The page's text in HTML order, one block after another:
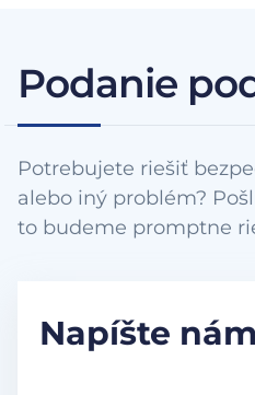
Podanie
Potrebujete riešiť
alebo iný problém?
to budeme promptne
Napíšte